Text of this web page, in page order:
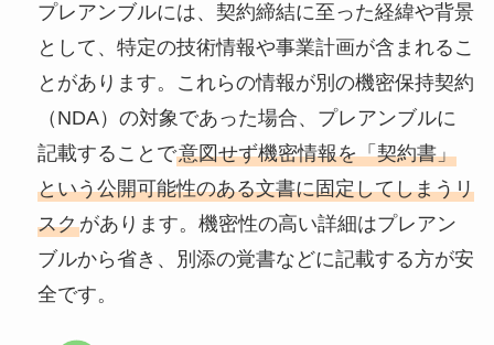
プレアンブルには、契約締結に至った経緯や背景
として、特定の技術情報や事業計画が含まれるこ
とがあります。これらの情報が別の機密保持契約
（NDA）の対象であった場合、プレアンブルに
記載することで意図せず機密情報を「契約書」
という公開可能性のある文書に固定してしまうリ
スクがあります。機密性の高い詳細はプレアン
ブルから省き、別添の覚書などに記載する方が安
全です。